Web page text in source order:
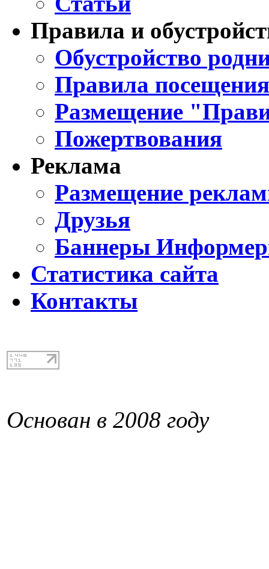
Правила и
Обустройство
Правила
Размещение
Пожертвования
Реклама
Размещение
Друзья
Баннеры
Статистика сайта
Контакты
Основан в 2008 году